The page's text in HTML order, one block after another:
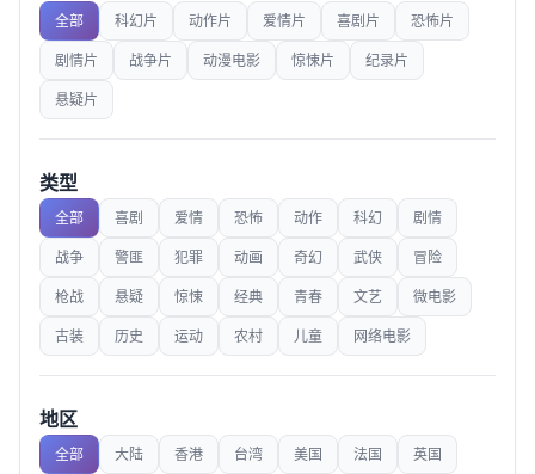
全部 科幻片 动作片 爱情片 喜剧片 恐怖片
剧情片 战争片 动漫电影 惊悚片 纪录片
悬疑片
类型
全部 喜剧 爱情 恐怖 动作 科幻 剧情
战争 警匪 犯罪 动画 奇幻 武侠 冒险
枪战 悬疑 惊悚 经典 青春 文艺 微电影
古装 历史 运动 农村 儿童 网络电影
地区
全部 大陆 香港 台湾 美国 法国 英国